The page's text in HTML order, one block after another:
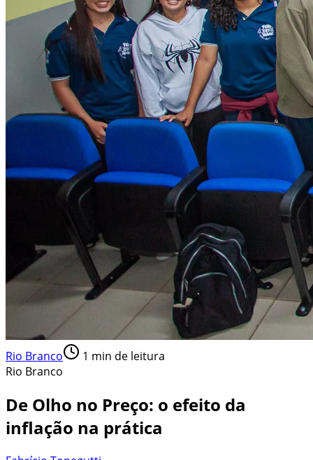
Rio Branco 1 min de leitura
Rio Branco
De Olho no Preço: o efeito da
inflação na prática